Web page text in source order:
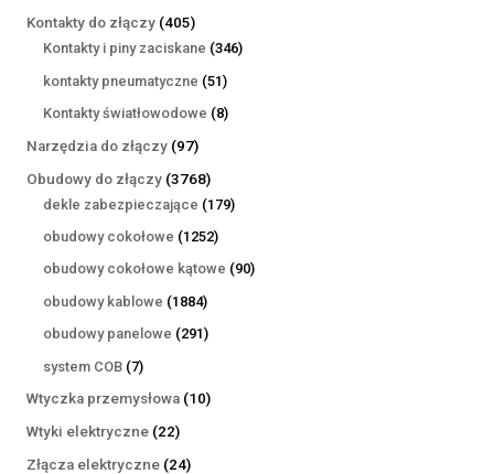
Kontakty do złączy 405405
produktów
Kontakty i piny zaciskane 346346
kontakty pneumatyczne 5151
produktów
Kontakty światłowodowe 88
Narzędzia do złączy 9797
produktów
Obudowy do złączy 37683768
produktów
dekle zabezpieczające 179179
obudowy cokołowe 12521252
produkty
obudowy cokołowe kątowe 9090
obudowy kablowe 18841884
produkty
obudowy panelowe 291291
system COB 77
produktów
Wtyczka przemysłowa 1010
Wtyki elektryczne 2222
produkty
Złącza elektryczne 2424